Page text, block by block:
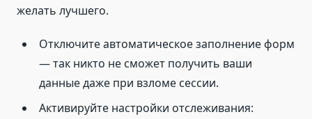
желать лучшего.
Отключите автоматическое заполнение форм
— так никто не сможет получить ваши
данные даже при взломе сессии.
Активируйте настройки отслеживания: